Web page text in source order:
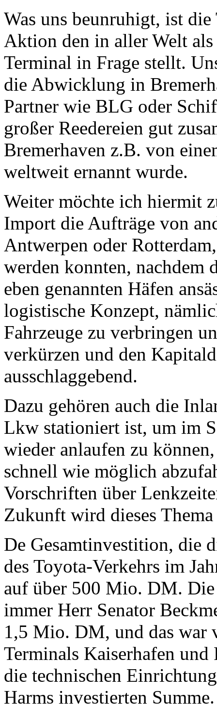
Was uns beunruhigt, ist die
Aktion den in aller Welt
Terminal in Frage stellt.
die Abwicklung in
Partner wie BLG oder
großer Reedereien gut
Bremerhaven z.B. von
weltweit ernannt wurde.
Weiter möchte ich hiermit
Import die Aufträge von
Antwerpen oder
werden konnten, nachdem
eben genannten Häfen
logistische Konzept,
Fahrzeuge zu verbringen
verkürzen und den
ausschlaggebend.
Dazu gehören auch die
Lkw stationiert ist, um im
wieder anlaufen zu
schnell wie möglich
Vorschriften über
Zukunft wird dieses
De Gesamtinvestition, die
des Toyota-Verkehrs im
auf über 500 Mio. DM.
immer Herr Senator
1,5 Mio. DM, und das war
Terminals Kaiserhafen und
die technischen
Harms investierten Summe.